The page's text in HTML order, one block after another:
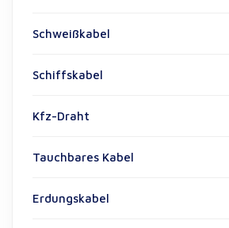
Schweißkabel
Schiffskabel
Kfz-Draht
Tauchbares Kabel
Erdungskabel